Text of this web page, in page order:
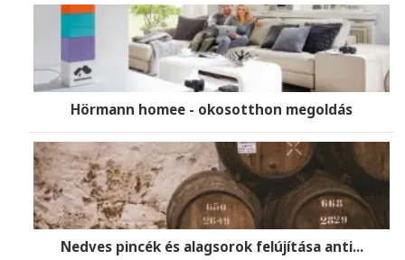
Hörmann homee - okosotthon megoldás
Nedves pincék és alagsorok felújítása anti...